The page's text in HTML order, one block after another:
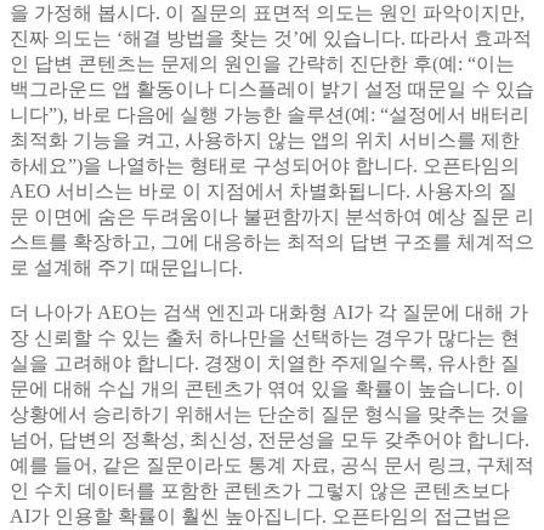
을 가정해 봅시다. 이 질문의 표면적 의도는 원인 파악이지만,
진짜 의도는 ‘해결 방법을 찾는 것’에 있습니다. 따라서 효과적
인 답변 콘텐츠는 문제의 원인을 간략히 진단한 후(예: “이는
백그라운드 앱 활동이나 디스플레이 밝기 설정 때문일 수 있습
니다”), 바로 다음에 실행 가능한 솔루션(예: “설정에서 배터리
최적화 기능을 켜고, 사용하지 않는 앱의 위치 서비스를 제한
하세요”)을 나열하는 형태로 구성되어야 합니다. 오픈타임의
AEO 서비스는 바로 이 지점에서 차별화됩니다. 사용자의 질
문 이면에 숨은 두려움이나 불편함까지 분석하여 예상 질문 리
스트를 확장하고, 그에 대응하는 최적의 답변 구조를 체계적으
로 설계해 주기 때문입니다.
더 나아가 AEO는 검색 엔진과 대화형 AI가 각 질문에 대해 가
장 신뢰할 수 있는 출처 하나만을 선택하는 경우가 많다는 현
실을 고려해야 합니다. 경쟁이 치열한 주제일수록, 유사한 질
문에 대해 수십 개의 콘텐츠가 엮여 있을 확률이 높습니다. 이
상황에서 승리하기 위해서는 단순히 질문 형식을 맞추는 것을
넘어, 답변의 정확성, 최신성, 전문성을 모두 갖추어야 합니다.
예를 들어, 같은 질문이라도 통계 자료, 공식 문서 링크, 구체적
인 수치 데이터를 포함한 콘텐츠가 그렇지 않은 콘텐츠보다
AI가 인용할 확률이 훨씬 높아집니다. 오픈타임의 접근법은